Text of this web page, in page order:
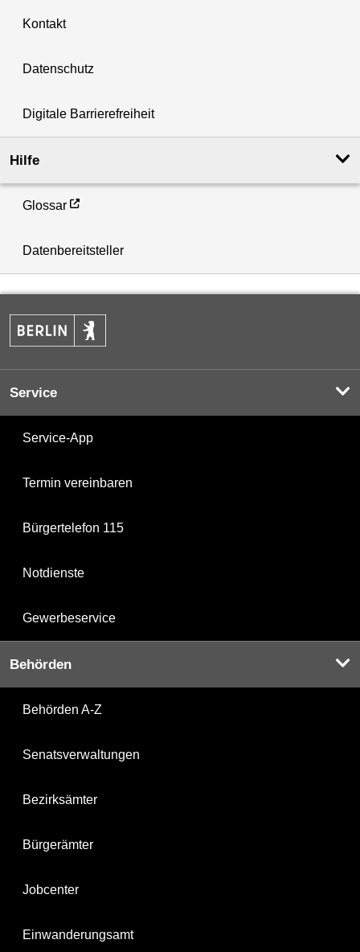
Kontakt
Datenschutz
Digitale Barrierefreiheit
Hilfe
Glossar
Datenbereitsteller
Service
Service-App
Termin vereinbaren
Bürgertelefon 115
Notdienste
Gewerbeservice
Behörden
Behörden A-Z
Senatsverwaltungen
Bezirksämter
Bürgerämter
Jobcenter
Einwanderungsamt